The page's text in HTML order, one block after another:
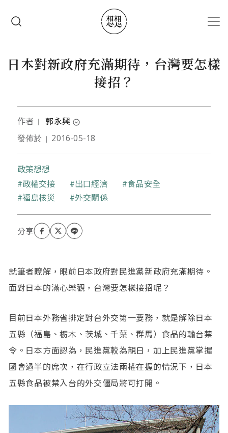
日本對新政府充滿期待，台灣要怎樣
接招？
作者 ｜ 郭永興 expand_circle_down
作者為臺中科技大學國貿系副教授
發佈於 ｜ 2016-05-18
政策想想
關鍵字
政權交接 出口經濟
食品安全
福島核災
外交關係
就筆者瞭解，眼前日本政府對民進黨新政府充滿期待。
面對日本的滿心樂觀，台灣要怎樣接招呢？
目前日本外務省排定對台外交第一要務，就是解除日本
五縣（福島、栃木、茨城、千葉、群馬）食品的輸台禁
令。日本方面認為，民進黨較為親日，加上民進黨掌握
國會過半的席次，在行政立法兩權在握的情況下，日本
五縣食品被禁入台的外交僵局將可打開。